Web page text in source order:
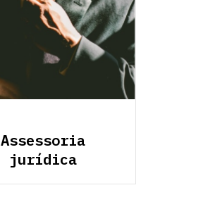
Assessoria
jurídica